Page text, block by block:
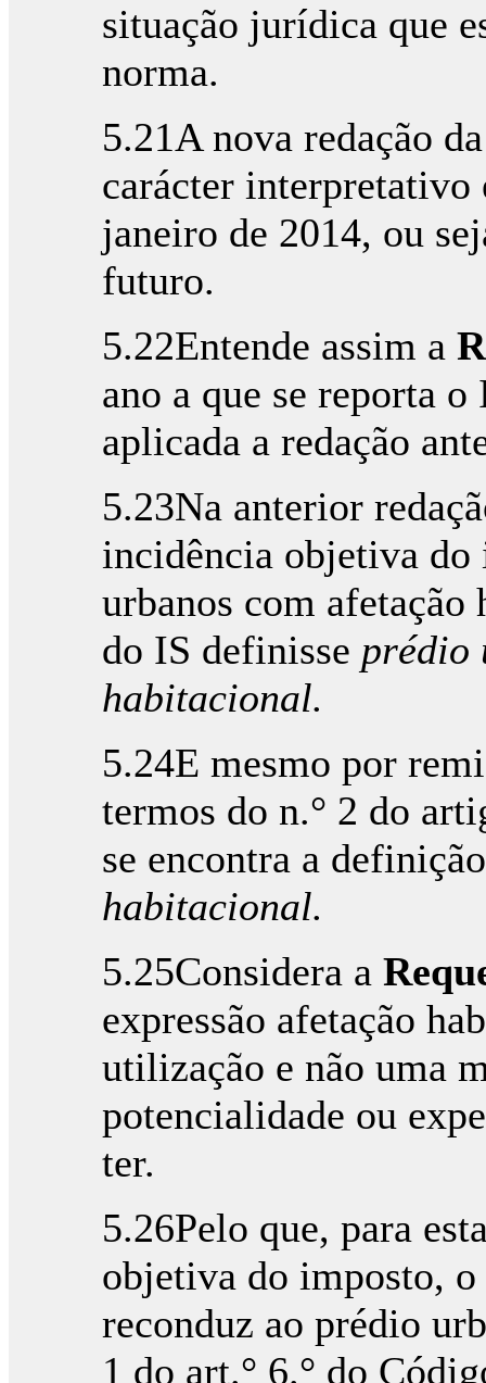
situação jurídica que
norma.
5.21A nova redação
carácter
janeiro de 2014, ou
futuro.
5.22Entende assim a
ano a que se reporta
aplicada a redação
5.23Na anterior
incidência objetiva do
urbanos com
do IS definisse prédio
habitacional.
5.24E mesmo por
termos do n.° 2 do
se encontra a
habitacional.
5.25Considera a
expressão afetação
utilização e não uma
potencialidade ou
ter.
5.26Pelo que, para
objetiva do imposto, o
reconduz ao prédio
1 do art.° 6.° do